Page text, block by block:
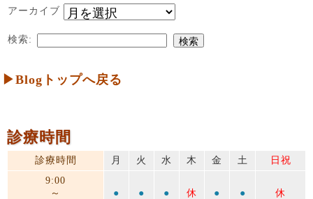
アーカイブ
検索:
▶Blogトップへ戻る
診療時間
診療時間 月 火 水 木 金 土
日祝
9:00
～
● ● ● 休 ● ● 休